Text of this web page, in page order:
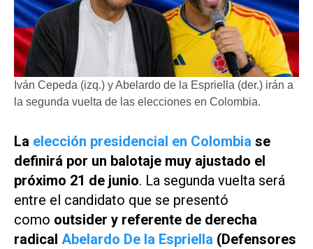
Iván Cepeda (izq.) y Abelardo de la Espriella (der.) irán a
la segunda vuelta de las elecciones en Colombia.
La elección presidencial en Colombia se
definirá por un balotaje muy ajustado el
próximo 21 de junio. La segunda vuelta será
entre el candidato que se presentó
como outsider y referente de derecha
radical Abelardo De la Espriella (Defensores